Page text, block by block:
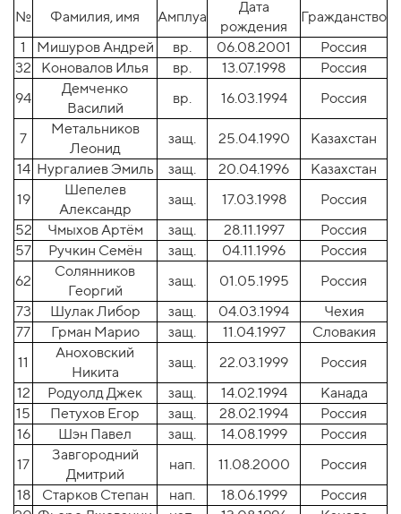
№ Фамилия, имя Амплуа
Дата
рождения
Гражданство
1
Мишуров Андрей вр. 06.08.2001
Россия
32
Коновалов Илья вр. 13.07.1998
Россия
94
Демченко
Василий
вр. 16.03.1994 Россия
7
Метальников
Леонид
защ. 25.04.1990
Казахстан
14 Нургалиев Эмиль защ. 20.04.1996
Казахстан
19
Шепелев
Александр
защ. 17.03.1998
Россия
52
Чмыхов Артём защ. 28.11.1997
Россия
57
Ручкин Семён защ. 04.11.1996
Россия
62
Солянников
Георгий
защ. 01.05.1995
Россия
73
Шулак Либор защ. 04.03.1994
Чехия
77
Грман Марио защ. 11.04.1997
Словакия
11
Аноховский
Никита
защ. 22.03.1999
Россия
12
Родуолд Джек защ. 14.02.1994
Канада
15
Петухов Егор защ. 28.02.1994
Россия
16
Шэн Павел защ. 14.08.1999
Россия
17
Завгородний
Дмитрий
нап. 11.08.2000
Россия
18
Старков Степан нап. 18.06.1999
Россия